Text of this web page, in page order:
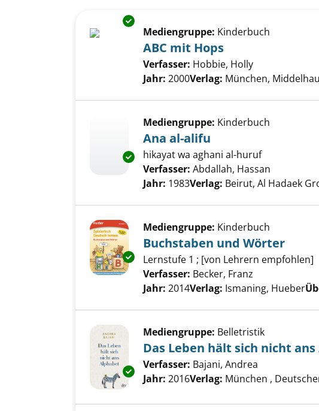
Suchergebnis
Zu den Suchfiltern springen
Exemplar-Details von ABC mit Hops
Mediengruppe: Kinderbuch
ABC mit Hops
Verfasser: Hobbie, Holly
Jahr: 2000Verlag: München,
Exemplar-Details von Ana al-alifu anzeigen
Mediengruppe: Kinderbuch
Ana al-alifu
hikayat wa aghani al-huruf
Verfasser: Abdallah, Hassan
Jahr: 1983Verlag: Beirut, Al Hadaek
Exemplar-Details von Buchstaben und
Mediengruppe: Kinderbuch
Buchstaben und Wörter
Lernstufe 1 ; [von Lehrern empfohlen]
Verfasser: Becker, Franz
Jahr: 2014Verlag: Ismaning, Hueber
Exemplar-Details von Das Leben hält sich
Mediengruppe: Belletristik
Das Leben hält sich nicht
Verfasser: Bajani, Andrea
Jahr: 2016Verlag: München ,